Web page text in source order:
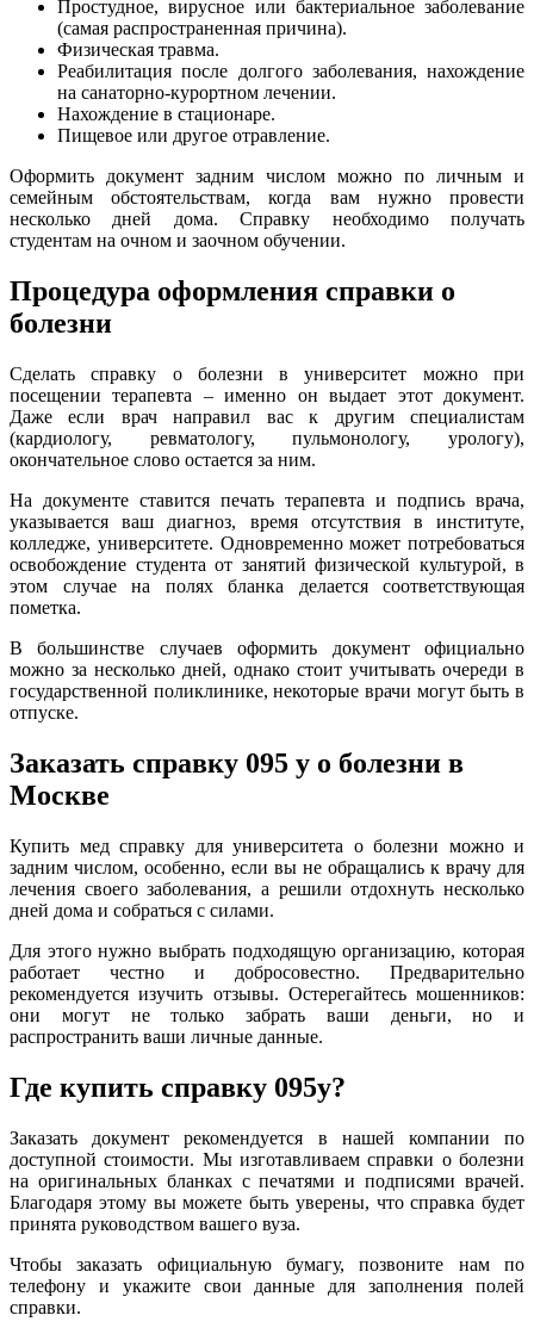
Простудное, вирусное или бактериальное заболевание
(самая распространенная причина).
Физическая травма.
Реабилитация после долгого заболевания, нахождение
на санаторно-курортном лечении.
Нахождение в стационаре.
Пищевое или другое отравление.
Оформить документ задним числом можно по личным и
семейным обстоятельствам, когда вам нужно провести
несколько дней дома. Справку необходимо получать
студентам на очном и заочном обучении.
Процедура оформления справки о
болезни
Сделать справку о болезни в университет можно при
посещении терапевта – именно он выдает этот документ.
Даже если врач направил вас к другим специалистам
(кардиологу, ревматологу, пульмонологу, урологу),
окончательное слово остается за ним.
На документе ставится печать терапевта и подпись врача,
указывается ваш диагноз, время отсутствия в институте,
колледже, университете. Одновременно может потребоваться
освобождение студента от занятий физической культурой, в
этом случае на полях бланка делается соответствующая
пометка.
В большинстве случаев оформить документ официально
можно за несколько дней, однако стоит учитывать очереди в
государственной поликлинике, некоторые врачи могут быть в
отпуске.
Заказать справку 095 у о болезни в
Москве
Купить мед справку для университета о болезни можно и
задним числом, особенно, если вы не обращались к врачу для
лечения своего заболевания, а решили отдохнуть несколько
дней дома и собраться с силами.
Для этого нужно выбрать подходящую организацию, которая
работает честно и добросовестно. Предварительно
рекомендуется изучить отзывы. Остерегайтесь мошенников:
они могут не только забрать ваши деньги, но и
распространить ваши личные данные.
Где купить справку 095у?
Заказать документ рекомендуется в нашей компании по
доступной стоимости. Мы изготавливаем справки о болезни
на оригинальных бланках с печатями и подписями врачей.
Благодаря этому вы можете быть уверены, что справка будет
принята руководством вашего вуза.
Чтобы заказать официальную бумагу, позвоните нам по
телефону и укажите свои данные для заполнения полей
справки.